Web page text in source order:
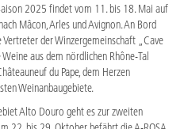
2025 findet vom 11. bis 18. Mai auf
Mâcon, Arles und Avignon. An Bord
der Winzergemeinschaft „Cave
aus dem nördlichen Rhône-Tal
du Pape, dem Herzen
Weinanbaugebiete.
Alto Douro geht es zur zweiten